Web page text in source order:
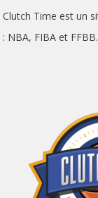
Clutch Time est un
: NBA, FIBA et FFBB.